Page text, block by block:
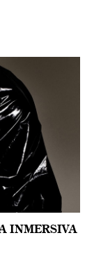
INMERSIVA